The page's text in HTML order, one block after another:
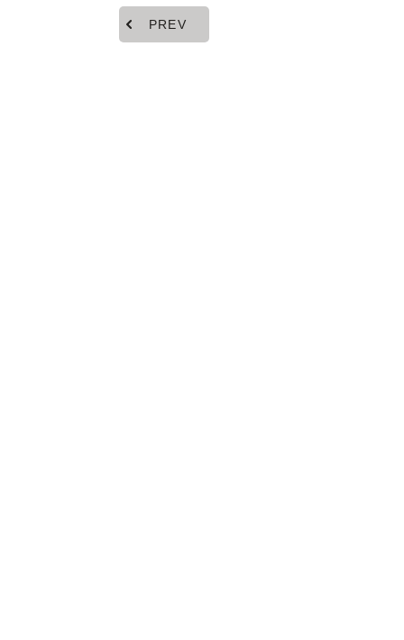
PREV